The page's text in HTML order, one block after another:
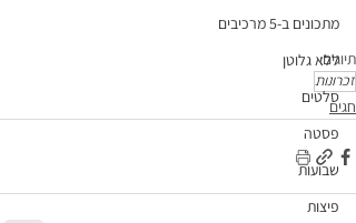
מתכונים ב-5 מרכיבים
ללא גלוטן
סלטים
פסטה
שבועות
פיצות
תיוגים:
זכרונות
חגים